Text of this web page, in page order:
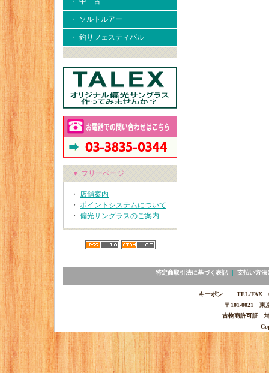
・ ソルトルアー
・ 釣りフェスティバル
▼ フリーページ
・ 店舗案内
・ ポイントシステムについて
・ 偏光サングラスのご案内
特定商取引法に基づく表記｜ 支払い方法
キーポン TEL/FAX
〒101-0021 東
古物商許可証